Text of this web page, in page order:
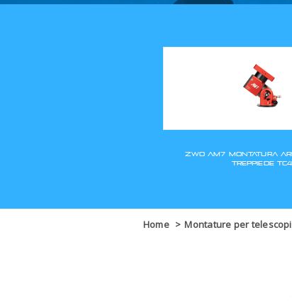
Home > Montature per telescopi